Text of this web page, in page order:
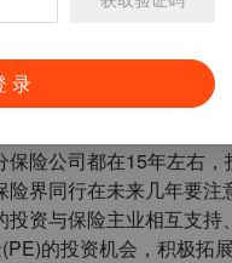
问题之一，但是我们的
很高，资金回报要求高
保险投资收益会不会降
险公司都在15年左右，
界同行在未来几年要注
资与保险主业相互支持
的投资机会，积极拓
录